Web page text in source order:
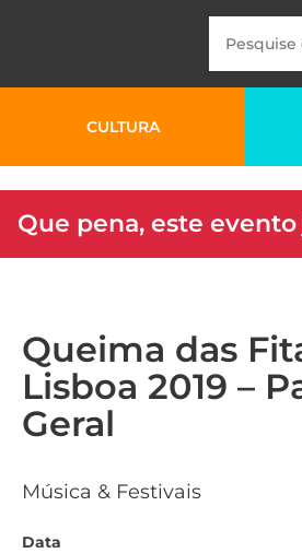
CULTURA
Que pena, este
Queima das
Lisboa 2019 –
Geral
Música & Festivais
Data